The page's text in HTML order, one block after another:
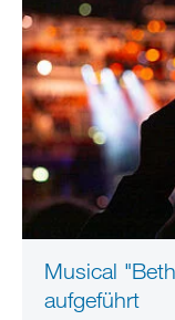
Musical
aufgeführt